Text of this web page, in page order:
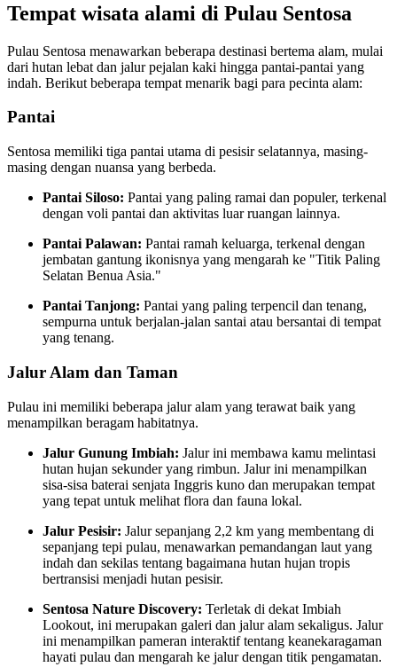
Tempat wisata alami di Pulau Sentosa
Pulau Sentosa menawarkan beberapa destinasi bertema alam, mulai
dari hutan lebat dan jalur pejalan kaki hingga pantai-pantai yang
indah. Berikut beberapa tempat menarik bagi para pecinta alam:
Pantai
Sentosa memiliki tiga pantai utama di pesisir selatannya, masing-
masing dengan nuansa yang berbeda.
Pantai Siloso: Pantai yang paling ramai dan populer, terkenal
dengan voli pantai dan aktivitas luar ruangan lainnya.
Pantai Palawan: Pantai ramah keluarga, terkenal dengan
jembatan gantung ikonisnya yang mengarah ke "Titik Paling
Selatan Benua Asia."
Pantai Tanjong: Pantai yang paling terpencil dan tenang,
sempurna untuk berjalan-jalan santai atau bersantai di tempat
yang tenang.
Jalur Alam dan Taman
Pulau ini memiliki beberapa jalur alam yang terawat baik yang
menampilkan beragam habitatnya.
Jalur Gunung Imbiah: Jalur ini membawa kamu melintasi
hutan hujan sekunder yang rimbun. Jalur ini menampilkan
sisa-sisa baterai senjata Inggris kuno dan merupakan tempat
yang tepat untuk melihat flora dan fauna lokal.
Jalur Pesisir: Jalur sepanjang 2,2 km yang membentang di
sepanjang tepi pulau, menawarkan pemandangan laut yang
indah dan sekilas tentang bagaimana hutan hujan tropis
bertransisi menjadi hutan pesisir.
Sentosa Nature Discovery: Terletak di dekat Imbiah
Lookout, ini merupakan galeri dan jalur alam sekaligus. Jalur
ini menampilkan pameran interaktif tentang keanekaragaman
hayati pulau dan mengarah ke jalur dengan titik pengamatan.